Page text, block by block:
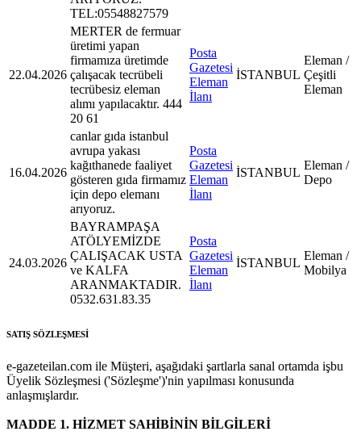
TEL:05548827579
22.04.2026
MERTER de fermuar
üretimi yapan
firmamıza üretimde
çalışacak tecrübeli
tecrübesiz eleman
alımı yapılacaktır. 444
20 61
Posta
Gazetesi
Eleman
İlanı
İSTANBUL
Eleman /
Çeşitli
Eleman
16.04.2026
canlar gıda istanbul
avrupa yakası
kağıthanede faaliyet
gösteren gıda firmamız
için depo elemanı
arıyoruz.
Posta
Gazetesi
Eleman
İlanı
İSTANBUL
Eleman /
Depo
24.03.2026
BAYRAMPAŞA
ATÖLYEMİZDE
ÇALIŞACAK USTA
ve KALFA
ARANMAKTADIR.
0532.631.83.35
Posta
Gazetesi
Eleman
İlanı
İSTANBUL
Eleman /
Mobilya
SATIŞ SÖZLEŞMESİ
e-gazeteilan.com ile Müşteri, aşağıdaki şartlarla sanal ortamda işbu
Üyelik Sözleşmesi ('Sözleşme')'nin yapılması konusunda
anlaşmışlardır.
MADDE 1. HİZMET SAHİBİNİN BİLGİLERİ